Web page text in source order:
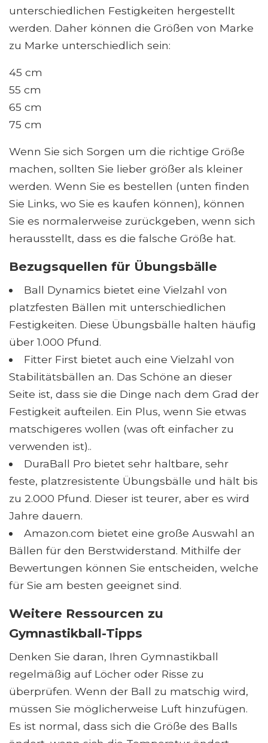
unterschiedlichen Festigkeiten hergestellt
werden. Daher können die Größen von Marke
zu Marke unterschiedlich sein:
45 cm
55 cm
65 cm
75 cm
Wenn Sie sich Sorgen um die richtige Größe
machen, sollten Sie lieber größer als kleiner
werden. Wenn Sie es bestellen (unten finden
Sie Links, wo Sie es kaufen können), können
Sie es normalerweise zurückgeben, wenn sich
herausstellt, dass es die falsche Größe hat.
Bezugsquellen für Übungsbälle
Ball Dynamics bietet eine Vielzahl von
platzfesten Bällen mit unterschiedlichen
Festigkeiten. Diese Übungsbälle halten häufig
über 1.000 Pfund.
Fitter First bietet auch eine Vielzahl von
Stabilitätsbällen an. Das Schöne an dieser
Seite ist, dass sie die Dinge nach dem Grad der
Festigkeit aufteilen. Ein Plus, wenn Sie etwas
matschigeres wollen (was oft einfacher zu
verwenden ist)..
DuraBall Pro bietet sehr haltbare, sehr
feste, platzresistente Übungsbälle und hält bis
zu 2.000 Pfund. Dieser ist teurer, aber es wird
Jahre dauern.
Amazon.com bietet eine große Auswahl an
Bällen für den Berstwiderstand. Mithilfe der
Bewertungen können Sie entscheiden, welche
für Sie am besten geeignet sind.
Weitere Ressourcen zu
Gymnastikball-Tipps
Denken Sie daran, Ihren Gymnastikball
regelmäßig auf Löcher oder Risse zu
überprüfen. Wenn der Ball zu matschig wird,
müssen Sie möglicherweise Luft hinzufügen.
Es ist normal, dass sich die Größe des Balls